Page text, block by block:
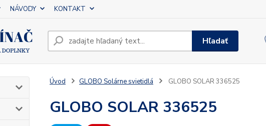
NÁVODY KONTAKT
Hľadať
Úvod GLOBO Solárne svietidlá GLOBO SOLAR 336525
GLOBO SOLAR 336525